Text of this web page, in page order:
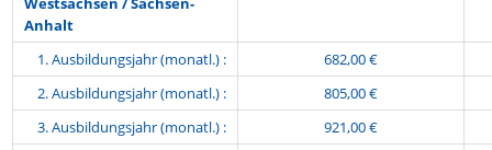
Anhalt
1. Ausbildungsjahr (monatl.) :
682,00 €
2. Ausbildungsjahr (monatl.) :
805,00 €
3. Ausbildungsjahr (monatl.) :
921,00 €